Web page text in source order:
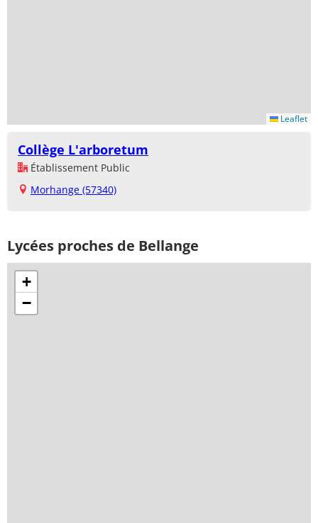
Leaflet
Collège L'arboretum
Établissement Public
Morhange (57340)
Lycées proches de Bellange
+
−